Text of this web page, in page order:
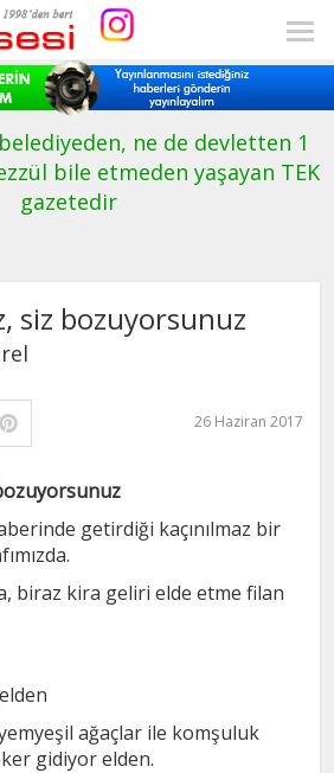
ne de devletten 1
bile etmeden yaşayan TEK
gazetedir
siz bozuyorsunuz
26 Haziran 2017
getirdiği kaçınılmaz bir
biraz kira geliri elde etme filan
ağaçlar ile komşuluk
gidiyor elden.